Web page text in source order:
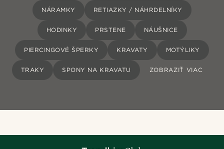
NÁRAMKY RETIAZKY / NÁHRDELNÍKY
HODINKY PRSTENE NÁUŠNICE
PIERCINGOVÉ ŠPERKY KRAVATY MOTÝLIKY
TRAKY SPONY NA KRAVATU ZOBRAZIŤ VIAC